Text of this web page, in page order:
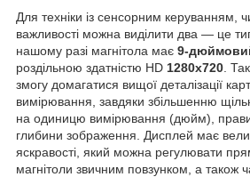
Для техніки із сенсорним керуванням,
важливості можна виділити два — це
нашому разі магнітола має 9-
роздільною здатністю HD 1280х720 .
змогу домагатися вищої деталізації
вимірювання, завдяки збільшенню
на одиницю вимірювання (дюйм),
глибини зображення. Дисплей має
яскравості, який можна регулювати
магнітоли звичним повзунком, а також